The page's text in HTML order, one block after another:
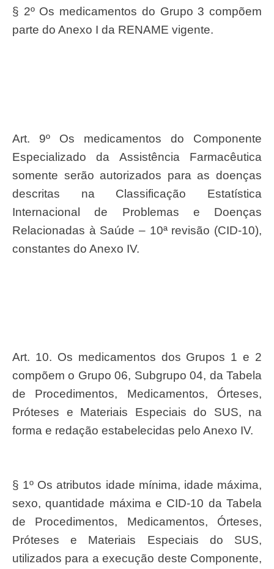
§ 2º Os medicamentos do Grupo 3 compõem
parte do Anexo I da RENAME vigente.
Art. 9º Os medicamentos do Componente
Especializado da Assistência Farmacêutica
somente serão autorizados para as doenças
descritas na Classificação Estatística
Internacional de Problemas e Doenças
Relacionadas à Saúde – 10ª revisão (CID-10),
constantes do Anexo IV.
Art. 10. Os medicamentos dos Grupos 1 e 2
compõem o Grupo 06, Subgrupo 04, da Tabela
de Procedimentos, Medicamentos, Órteses,
Próteses e Materiais Especiais do SUS, na
forma e redação estabelecidas pelo Anexo IV.
§ 1º Os atributos idade mínima, idade máxima,
sexo, quantidade máxima e CID-10 da Tabela
de Procedimentos, Medicamentos, Órteses,
Próteses e Materiais Especiais do SUS,
utilizados para a execução deste Componente,